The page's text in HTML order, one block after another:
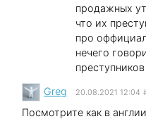
продажных
что их
про
нечего
Greg 20.08.2021 12:04
Посмотрите как в